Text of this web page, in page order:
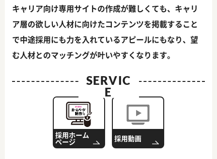
SERVIC
E
採用ホーム
ページ
採用動画
キャリア向け専用サイトの作成が難しくても、キャリ
ア層の欲しい人材に向けたコンテンツを掲載すること
で中途採用にも力を入れているアピールにもなり、望
む人材とのマッチングが叶いやすくなります。